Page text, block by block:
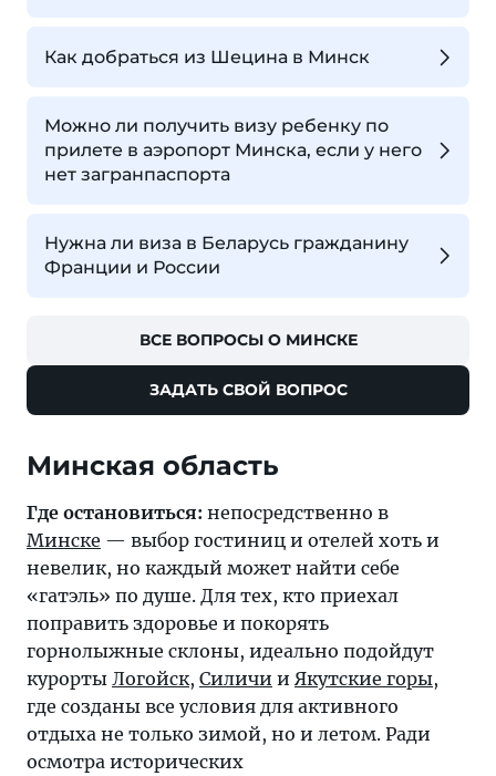
Как добраться из Шецина в Минск
Можно ли получить визу ребенку по
прилете в аэропорт Минска, если у него
нет загранпаспорта
Нужна ли виза в Беларусь гражданину
Франции и России
ВСЕ ВОПРОСЫ О МИНСКЕ
ЗАДАТЬ СВОЙ ВОПРОС
Минская область
Где остановиться: непосредственно в
Минске — выбор гостиниц и отелей хоть и
невелик, но каждый может найти себе
«гатэль» по душе. Для тех, кто приехал
поправить здоровье и покорять
горнолыжные склоны, идеально подойдут
курорты Логойск, Силичи и Якутские горы,
где созданы все условия для активного
отдыха не только зимой, но и летом. Ради
осмотра исторических